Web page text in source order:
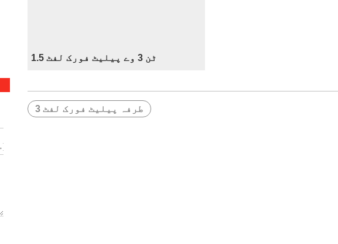
1.5 ٹن 3 وے پیلیٹ فورک لفٹ
3 طرفہ پیلیٹ فورک لفٹ